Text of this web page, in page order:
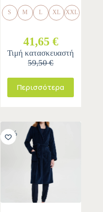
S M L XL XXL
41,65 €
Τιμή κατασκευαστή
59,50 €
Περισσότερα
-30%